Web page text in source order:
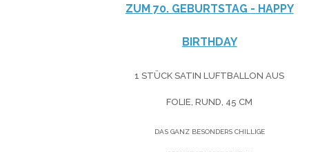
ZUM 70. GEBURTSTAG - HAPPY
BIRTHDAY
1 STÜCK SATIN LUFTBALLON AUS
FOLIE, RUND, 45 CM
DAS GANZ BESONDERS CHILLIGE